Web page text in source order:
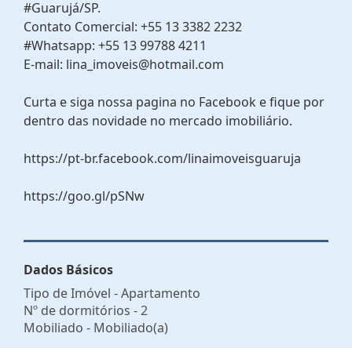
#Guarujá/SP.
Contato Comercial: +55 13 3382 2232
#Whatsapp: +55 13 99788 4211
E-mail: lina_imoveis@hotmail.com
Curta e siga nossa pagina no Facebook e fique por
dentro das novidade no mercado imobiliário.
https://pt-br.facebook.com/linaimoveisguaruja
https://goo.gl/pSNw
Dados Básicos
Tipo de Imóvel - Apartamento
Nº de dormitórios - 2
Mobiliado - Mobiliado(a)